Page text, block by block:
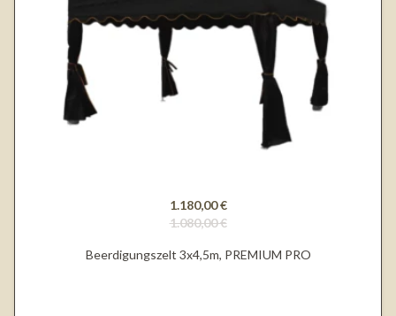
1.180,00 €
1.080,00 €
Beerdigungszelt 3x4,5m, PREMIUM PRO